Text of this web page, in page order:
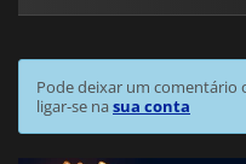
Pode deixar um comentário
ligar-se nasua conta